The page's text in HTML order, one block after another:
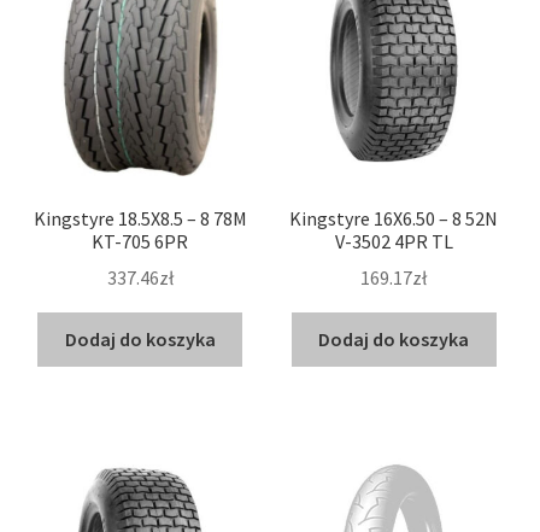
Kingstyre 18.5X8.5 – 8 78M
KT-705 6PR
337.46zł
Dodaj do koszyka
Kingstyre 16X6.50 – 8 52N
V-3502 4PR TL
169.17zł
Dodaj do koszyka